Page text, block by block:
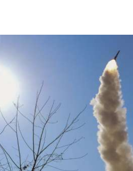
Amazon ने IPhone
16 खरीदने वालों की कराई
मौज, 43000 से…
व्यापार